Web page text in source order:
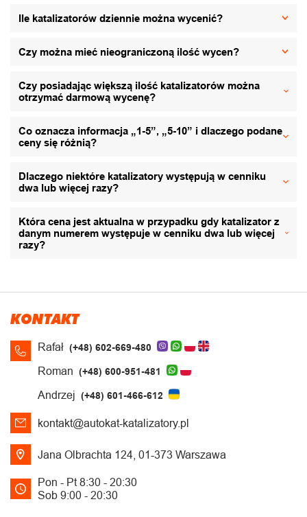
Ile katalizatorów dziennie można wycenić?
Czy można mieć nieograniczoną ilość wycen?
Czy posiadając większą ilość katalizatorów można
otrzymać darmową wycenę?
Co oznacza informacja „1-5”, „5-10” i dlaczego podane
ceny się różnią?
Dlaczego niektóre katalizatory występują w cenniku
dwa lub więcej razy?
Która cena jest aktualna w przypadku gdy katalizator z
danym numerem występuje w cenniku dwa lub więcej
razy?
KONTAKT
Rafał (+48) 602-669-480
Roman (+48) 600-951-481
Andrzej (+48) 601-466-612
kontakt@autokat-katalizatory.pl
Jana Olbrachta 124, 01-373 Warszawa
Pon - Pt 8:30 - 20:30
Sob 9:00 - 20:30